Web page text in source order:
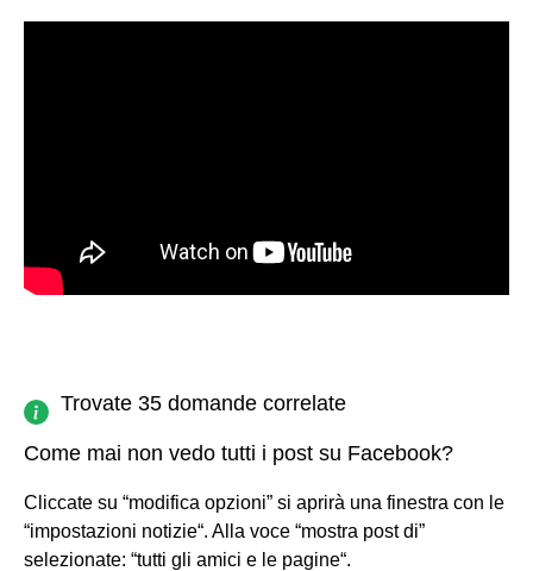
Trovate 35 domande correlate
Come mai non vedo tutti i post su Facebook?
Cliccate su “modifica opzioni” si aprirà una finestra con le
“impostazioni notizie“. Alla voce “mostra post di”
selezionate: “tutti gli amici e le pagine“.